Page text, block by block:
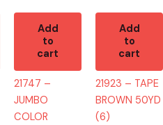
Add
to
cart
21747 –
JUMBO
COLOR
Add
to
cart
21923 – TAPE
BROWN 50YD
(6)